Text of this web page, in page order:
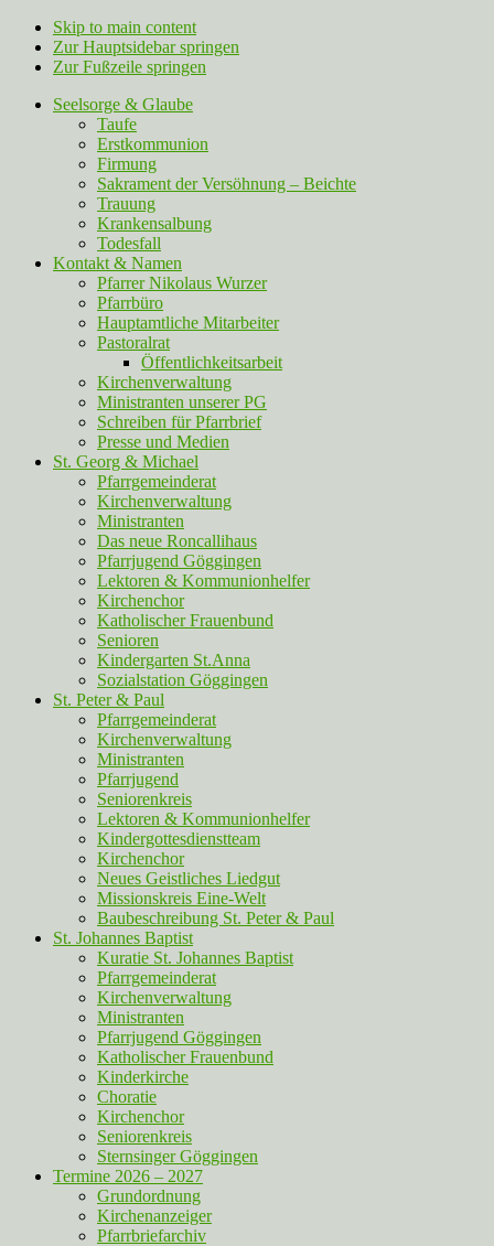
Skip to main content
Zur Hauptsidebar springen
Zur Fußzeile springen
Seelsorge & Glaube
Taufe
Erstkommunion
Firmung
Sakrament der Versöhnung – Beichte
Trauung
Krankensalbung
Todesfall
Kontakt & Namen
Pfarrer Nikolaus Wurzer
Pfarrbüro
Hauptamtliche Mitarbeiter
Pastoralrat
Öffentlichkeitsarbeit
Kirchenverwaltung
Ministranten unserer PG
Schreiben für Pfarrbrief
Presse und Medien
St. Georg & Michael
Pfarrgemeinderat
Kirchenverwaltung
Ministranten
Das neue Roncallihaus
Pfarrjugend Göggingen
Lektoren & Kommunionhelfer
Kirchenchor
Katholischer Frauenbund
Senioren
Kindergarten St.Anna
Sozialstation Göggingen
St. Peter & Paul
Pfarrgemeinderat
Kirchenverwaltung
Ministranten
Pfarrjugend
Seniorenkreis
Lektoren & Kommunionhelfer
Kindergottesdienstteam
Kirchenchor
Neues Geistliches Liedgut
Missionskreis Eine-Welt
Baubeschreibung St. Peter & Paul
St. Johannes Baptist
Kuratie St. Johannes Baptist
Pfarrgemeinderat
Kirchenverwaltung
Ministranten
Pfarrjugend Göggingen
Katholischer Frauenbund
Kinderkirche
Choratie
Kirchenchor
Seniorenkreis
Sternsinger Göggingen
Termine 2026 – 2027
Grundordnung
Kirchenanzeiger
Pfarrbriefarchiv